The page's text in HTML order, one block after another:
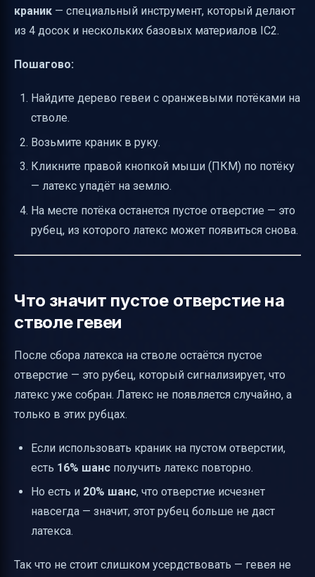
краник — специальный инструмент, который делают
из 4 досок и нескольких базовых материалов IC2.
Пошагово:
Найдите дерево гевеи с оранжевыми потёками на
стволе.
Возьмите краник в руку.
Кликните правой кнопкой мыши (ПКМ) по потёку
— латекс упадёт на землю.
На месте потёка останется пустое отверстие — это
рубец, из которого латекс может появиться снова.
Что значит пустое отверстие на
стволе гевеи
После сбора латекса на стволе остаётся пустое
отверстие — это рубец, который сигнализирует, что
латекс уже собран. Латекс не появляется случайно, а
только в этих рубцах.
Если использовать краник на пустом отверстии,
есть 16% шанс получить латекс повторно.
Но есть и 20% шанс, что отверстие исчезнет
навсегда — значит, этот рубец больше не даст
латекса.
Так что не стоит слишком усердствовать — гевея не